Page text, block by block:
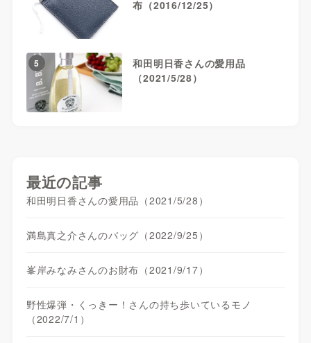
布（2016/12/25）
5
和田明日香さんの愛用品
（2021/5/28）
最近の記事
和田明日香さんの愛用品（2021/5/28）
満島真之介さんのバッグ（2022/9/25）
峯岸みなみさんのお財布（2021/9/17）
野性爆弾・くっきー！さんの持ち歩いているモノ
（2022/7/1）